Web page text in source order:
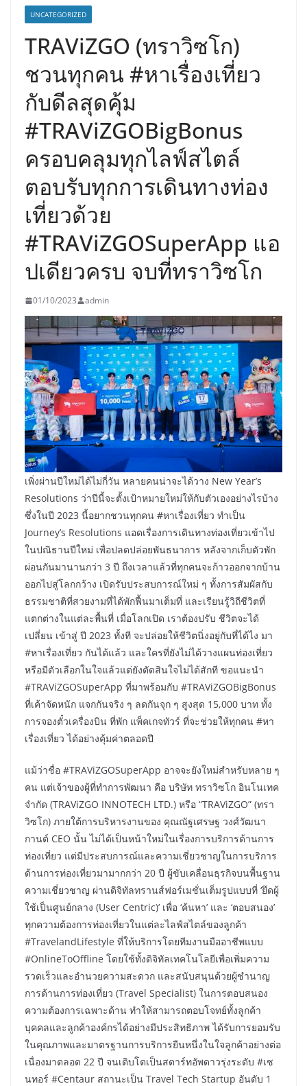
UNCATEGORIZED
TRAViZGO (ทราวิซโก)
ชวนทุกคน #หาเรื่องเที่ยว
กับดีลสุดคุ้ม
#TRAViZGOBigBonus
ครอบคลุมทุกไลฟ์สไตล์
ตอบรับทุกการเดินทางท่อง
เที่ยวด้วย
#TRAViZGOSuperApp แอ
ปเดียวครบ จบที่ทราวิซโก
01/10/2023 admin
เพิ่งผ่านปีใหม่ได้ไม่กี่วัน หลายคนน่าจะได้วาง New Year’s
Resolutions ว่าปีนี้จะตั้งเป้าหมายใหม่ให้กับตัวเองอย่างไรบ้าง
ซึ่งในปี 2023 นี้อยากชวนทุกคน #หาเรื่องเที่ยว ทำเป็น
Journey’s Resolutions แอดเรื่องการเดินทางท่องเที่ยวเข้าไป
ในปณิธานปีใหม่ เพื่อปลดปล่อยพันธนาการ หลังจากเก็บตัวพัก
ผ่อนกันมานานกว่า 3 ปี ถึงเวลาแล้วที่ทุกคนจะก้าวออกจากบ้าน
ออกไปสู่โลกกว้าง เปิดรับประสบการณ์ใหม่ ๆ ทั้งการสัมผัสกับ
ธรรมชาติที่สวยงามที่ได้พักฟื้นมาเต็มที่ และเรียนรู้วิถีชีวิตที่
แตกต่างในแต่ละพื้นที่ เมื่อโลกเปิด เราต้องปรับ ชีวิตจะได้
เปลี่ยน เข้าสู่ ปี 2023 ทั้งที จะปล่อยให้ชีวิตนิ่งอยู่กับที่ได้ไง มา
#หาเรื่องเที่ยว กันได้แล้ว และใครที่ยังไม่ได้วางแผนท่องเที่ยว
หรือมีตัวเลือกในใจแล้วแต่ยังตัดสินใจไม่ได้สักที ขอแนะนำ
#TRAViZGOSuperApp ที่มาพร้อมกับ #TRAViZGOBigBonus
ที่เค้าจัดหนัก แจกกันจริง ๆ ลดกันจุก ๆ สูงสุด 15,000 บาท ทั้ง
การจองตั๋วเครื่องบิน ที่พัก แพ็คเกจทัวร์ ที่จะช่วยให้ทุกคน #หา
เรื่องเที่ยว ได้อย่างคุ้มค่าตลอดปี
แม้ว่าชื่อ #TRAViZGOSuperApp อาจจะยังใหม่สำหรับหลาย ๆ
คน แต่เจ้าของผู้ที่ทำการพัฒนา คือ บริษัท ทราวิซโก อินโนเทค
จํากัด (TRAViZGO INNOTECH LTD.) หรือ “TRAViZGO” (ทรา
วิซโก) ภายใต้การบริหารงานของ คุณณัฐเศรษฐ วงศ์วัฒนา
กานต์ CEO นั้น ไม่ได้เป็นหน้าใหม่ในเรื่องการบริการด้านการ
ท่องเที่ยว แต่มีประสบการณ์และความเชี่ยวชาญในการบริการ
ด้านการท่องเที่ยวมามากกว่า 20 ปี ผู้ขับเคลื่อนธุรกิจบนพื้นฐาน
ความเชี่ยวชาญ ผ่านดิจิทัลทรานส์ฟอร์เมชั่นเต็มรูปแบบที่ ‘ยึดผู้
ใช้เป็นศูนย์กลาง (User Centric)’ เพื่อ ‘ค้นหา’ และ ‘ตอบสนอง’
ทุกความต้องการท่องเที่ยวในแต่ละไลฟ์สไตล์ของลูกค้า
#TravelandLifestyle ที่ให้บริการโดยทีมงานมืออาชีพแบบ
#OnlineToOffline โดยใช้ทั้งดิจิทัลเทคโนโลยีเพื่อเพิ่มความ
รวดเร็วและอำนวยความสะดวก และสนับสนุนด้วยผู้ชำนาญ
การด้านการท่องเที่ยว (Travel Specialist) ในการตอบสนอง
ความต้องการเฉพาะด้าน ทำให้สามารถตอบโจทย์ทั้งลูกค้า
บุคคลและลูกค้าองค์กรได้อย่างมีประสิทธิภาพ ได้รับการยอมรับ
ในคุณภาพและมาตรฐานการบริการยืนหนึ่งในใจลูกค้าอย่างต่อ
เนื่องมาตลอด 22 ปี จนเติบโตเป็นสตาร์ทอัพดาวรุ่งระดับ #เซ
นทอร์ #Centaur สถานะเป็น Travel Tech Startup อันดับ 1